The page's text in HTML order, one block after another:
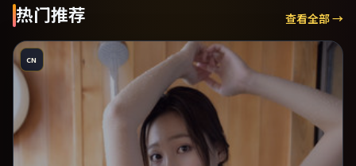
热门推荐 查看全部 →
CN